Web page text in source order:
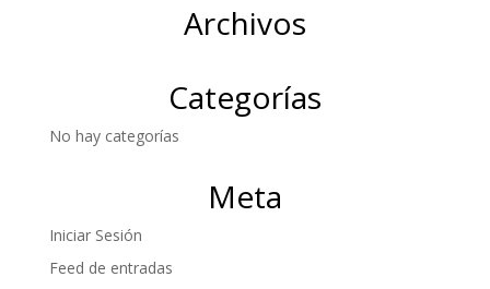
Archivos
Categorías
No hay categorías
Meta
Iniciar Sesión
Feed de entradas